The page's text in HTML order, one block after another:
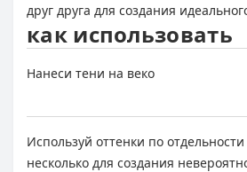
друг друга для создания
как использовать
Нанеси тени на веко
Используй оттенки по
несколько для создания